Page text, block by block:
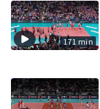
171 min